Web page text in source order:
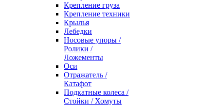
Крепление груза
Крепление техники
Крылья
Лебедки
Носовые упоры /
Ролики /
Ложементы
Оси
Отражатель /
Катафот
Подкатные колеса /
Стойки / Хомуты